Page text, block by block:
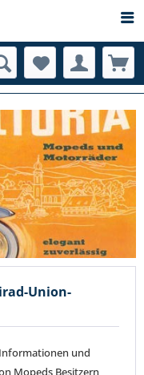
Union-
und
Mopeds Besitzern